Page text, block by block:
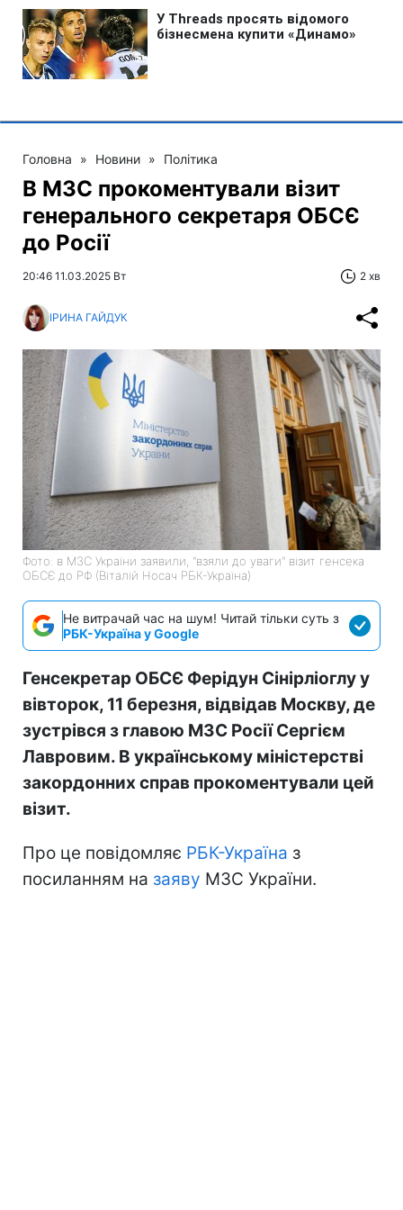
Головна » Новини » Політика
В МЗС прокоментували візит
генерального секретаря ОБСЄ
до Росії
20:46 11.03.2025 Вт 2 хв
ІРИНА ГАЙДУК
Фото: в МЗС України заявили, "взяли до уваги" візит генсека
ОБСЄ до РФ (Віталій Носач РБК-Україна)
Не витрачай час на шум! Читай тільки суть з
РБК-Україна у Google
Генсекретар ОБСЄ Ферідун Сінірліоглу у
вівторок, 11 березня, відвідав Москву, де
зустрівся з главою МЗС Росії Сергієм
Лавровим. В українському міністерстві
закордонних справ прокоментували цей
візит.
Про це повідомляє РБК-Україна з
посиланням на заяву МЗС України.